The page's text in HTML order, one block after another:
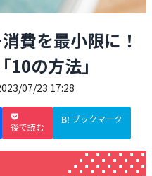
費を最小限に！
の方法」
07/23 17:28
後で読む
ブックマーク